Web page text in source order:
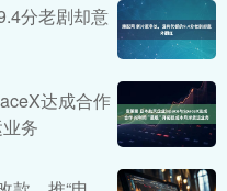
分老剧却意
达成合作
务